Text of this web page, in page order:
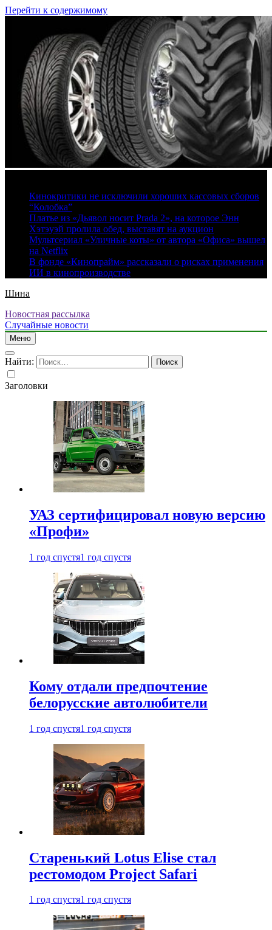
Перейти к содержимому
Кинокритики не исключили хороших кассовых сборов
“Колобка”
Платье из «Дьявол носит Prada 2», на которое Энн
Хэтэуэй пролила обед, выставят на аукцион
Мультсериал «Уличные коты» от автора «Офиса» вышел
на Netflix
В фонде «Кинопрайм» рассказали о рисках применения
ИИ в кинопроизводстве
Шина
Новостная рассылка
Случайные новости
Меню
Найти:
Заголовки
УАЗ сертифицировал новую версию
«Профи»
1 год спустя1 год спустя
Кому отдали предпочтение
белорусские автолюбители
1 год спустя1 год спустя
Старенький Lotus Elise стал
рестомодом Project Safari
1 год спустя1 год спустя